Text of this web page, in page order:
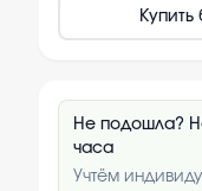
Не подошла?
часа
Учтём